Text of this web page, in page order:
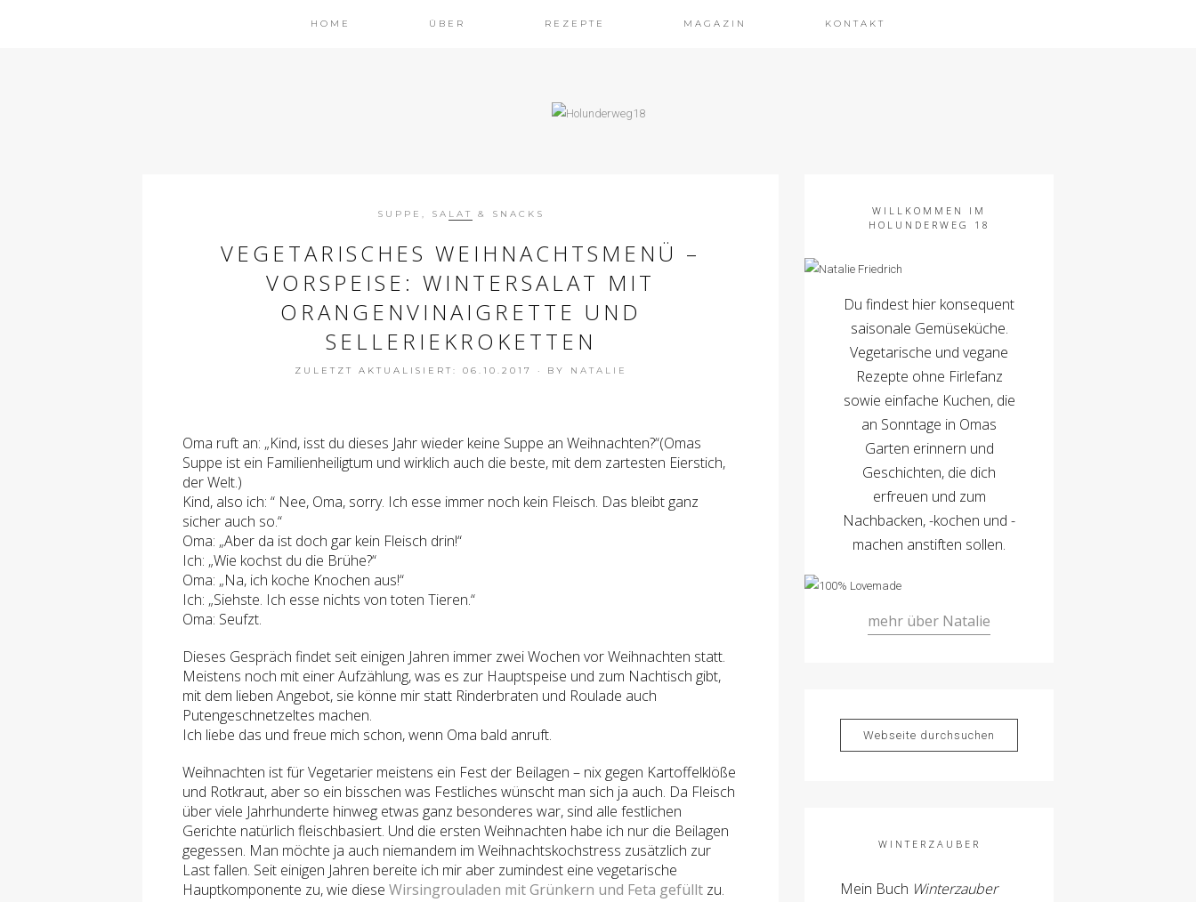
HOME ÜBER REZEPTE MAGAZIN KONTAKT
SUPPE, SALAT & SNACKS
VEGETARISCHES WEIHNACHTSMENÜ –
VORSPEISE: WINTERSALAT MIT
ORANGENVINAIGRETTE UND
SELLERIEKROKETTEN
ZULETZT AKTUALISIERT: 06.10.2017 · BY NATALIE
Oma ruft an: „Kind, isst du dieses Jahr wieder keine Suppe an Weihnachten?“(Omas
Suppe ist ein Familienheiligtum und wirklich auch die beste, mit dem zartesten Eierstich,
der Welt.)
Kind, also ich: “ Nee, Oma, sorry. Ich esse immer noch kein Fleisch. Das bleibt ganz
sicher auch so.“
Oma: „Aber da ist doch gar kein Fleisch drin!“
Ich: „Wie kochst du die Brühe?“
Oma: „Na, ich koche Knochen aus!“
Ich: „Siehste. Ich esse nichts von toten Tieren.“
Oma: Seufzt.
Dieses Gespräch findet seit einigen Jahren immer zwei Wochen vor Weihnachten statt.
Meistens noch mit einer Aufzählung, was es zur Hauptspeise und zum Nachtisch gibt,
mit dem lieben Angebot, sie könne mir statt Rinderbraten und Roulade auch
Putengeschnetzeltes machen.
Ich liebe das und freue mich schon, wenn Oma bald anruft.
Weihnachten ist für Vegetarier meistens ein Fest der Beilagen – nix gegen Kartoffelklöße
und Rotkraut, aber so ein bisschen was Festliches wünscht man sich ja auch. Da Fleisch
über viele Jahrhunderte hinweg etwas ganz besonderes war, sind alle festlichen
Gerichte natürlich fleischbasiert. Und die ersten Weihnachten habe ich nur die Beilagen
gegessen. Man möchte ja auch niemandem im Weihnachtskochstress zusätzlich zur
Last fallen. Seit einigen Jahren bereite ich mir aber zumindest eine vegetarische
Hauptkomponente zu, wie diese Wirsingrouladen mit Grünkern und Feta gefüllt zu.
WILLKOMMEN IM
HOLUNDERWEG 18
Du findest hier konsequent
saisonale Gemüseküche.
Vegetarische und vegane
Rezepte ohne Firlefanz
sowie einfache Kuchen, die
an Sonntage in Omas
Garten erinnern und
Geschichten, die dich
erfreuen und zum
Nachbacken, -kochen und -
machen anstiften sollen.
mehr über Natalie
WINTERZAUBER
Mein Buch Winterzauber